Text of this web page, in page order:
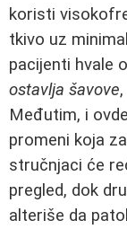
koristi
tkivo uz
pacijenti hvale
ostavlja šavove
Međutim, i
promeni koja
stručnjaci će
pregled, dok
alteriše da